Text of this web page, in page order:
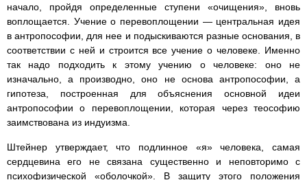
начало, пройдя определенные ступени «очищения», вновь
воплощается. Учение о перевоплощении — центральная идея
в антропософии, для нее и подыскиваются разные основания, в
соответствии с ней и строится все учение о человеке. Именно
так надо подходить к этому учению о человеке: оно не
изначально, а производно, оно не основа антропософии, а
гипотеза, построенная для объяснения основной идеи
антропософии о перевоплощении, которая через теософию
заимствована из индуизма.
Штейнер утверждает, что подлинное «я» человека, самая
сердцевина его не связана существенно и неповторимо с
психофизической «оболочкой». В защиту этого положения